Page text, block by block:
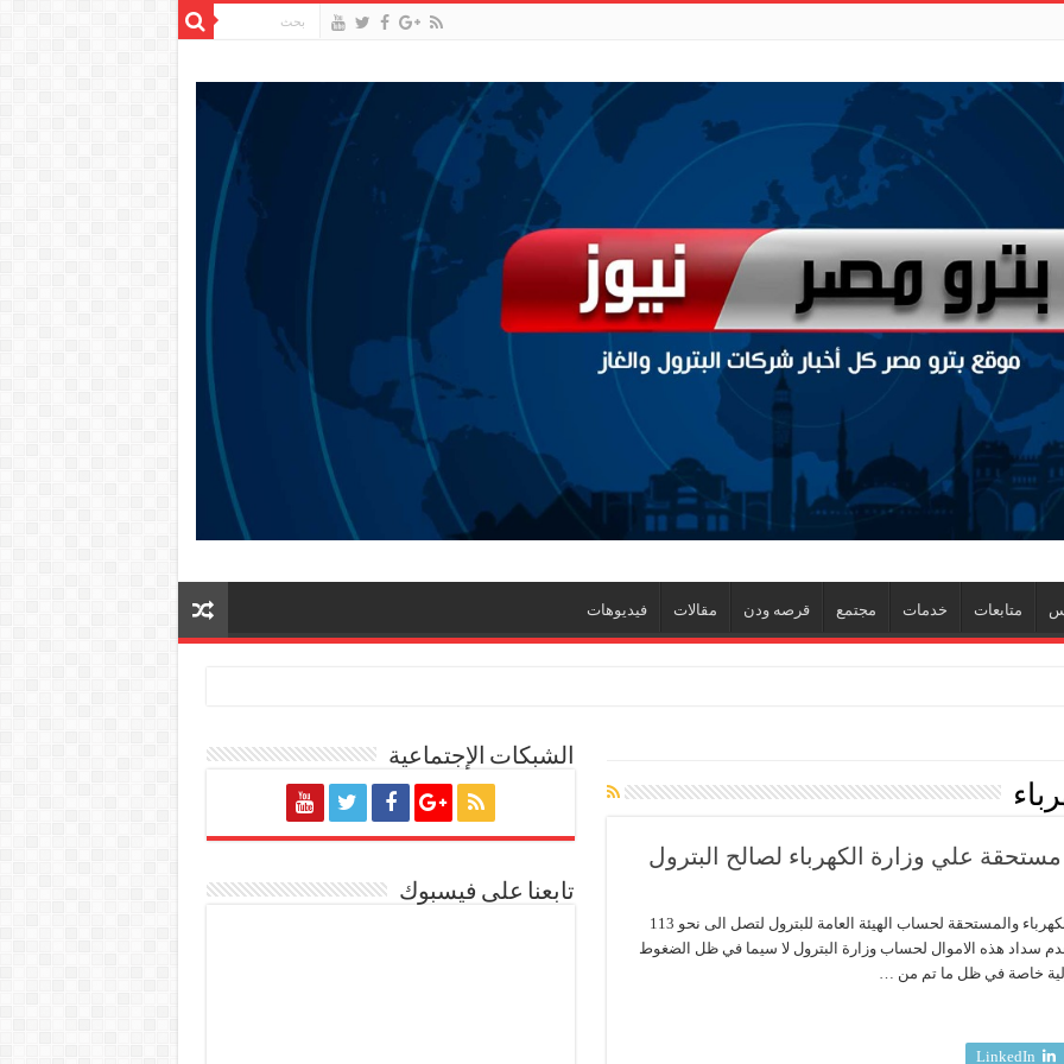
متابعات خدمات مجتمع قرصه ودن مقالات فيديوهات
جديد
العالمية آليات تنفيذ مذكرة التفاهم لربط اكتشافات الشركة في قبرص بالبنية التحتية المصرية
منذ عام 2022.. ويؤكد: كامل الاهتمام لوضع صعيد مصر على خريطة الاستثمار البترولي
كشفت مصادر مطلعه عن ارتفاع مديونية وزارة الكهرباء والمستحقة لحساب الهيئة العامة للبترول لتصل الى نحو 113
سداد هذه الاموال لحساب وزارة البترول لا سيما في ظل الضغوط
خاصة في ظل ما تم من …
LinkedIn
الشبكات الإجتماعية
تابعنا على فيسبوك